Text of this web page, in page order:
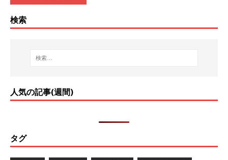
検索
人気の記事(週間)
タグ